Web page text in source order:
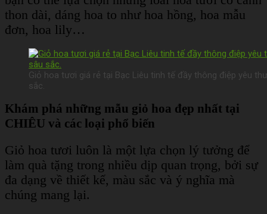
thon dài, dáng hoa to như hoa hồng, hoa mẫu
đơn, hoa lily…
Giỏ hoa tươi giá rẻ tại Bạc Liêu tinh tế đầy thông điệp yêu
sắc.
Khám phá những mẫu giỏ hoa đẹp nhất tại
CHIÊU và các loại phổ biến
Giỏ hoa tươi luôn là một lựa chọn lý tưởng để
làm quà tặng trong nhiều dịp quan trọng, bởi sự
đa dạng về thiết kế, màu sắc và ý nghĩa mà
chúng mang lại.